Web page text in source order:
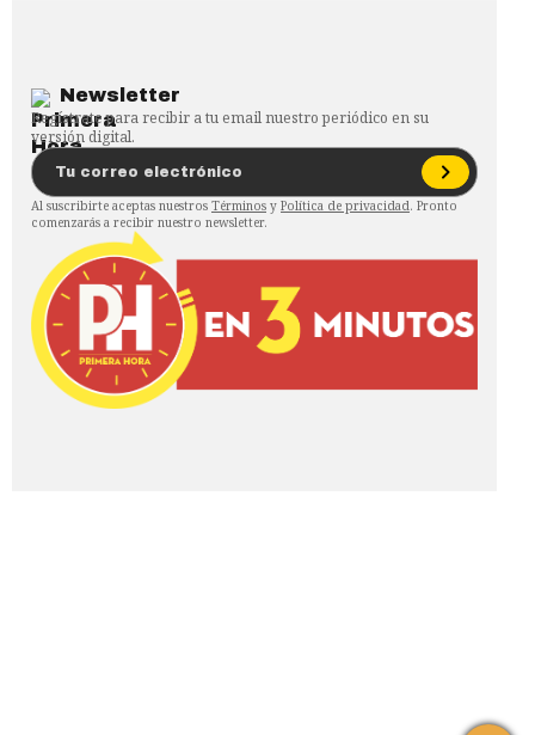
Newsletter
Regístrate para recibir a tu email nuestro periódico en su
versión digital.
Al suscribirte aceptas nuestros Términos y Política de privacidad. Pronto
comenzarás a recibir nuestro newsletter.